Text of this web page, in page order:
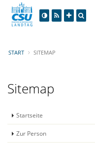
START SITEMAP
Sitemap
Startseite
Zur Person